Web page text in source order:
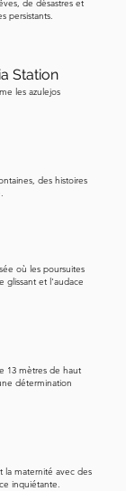
un conte
pourriez avoir
sur l'eau. En
et de la
juste
un œil
de désastres et
persistants.
Station
les azulejos
des histoires
où les poursuites
glissant et l'audace
13 mètres de haut
détermination
la maternité avec des
inquiétante.